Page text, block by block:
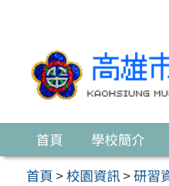
首頁 學校簡介
首頁>校園資訊>研習